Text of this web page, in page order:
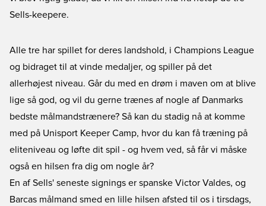
Sells-keepere.
Alle tre har spillet for deres landshold, i Champions League
og bidraget til at vinde medaljer, og spiller på det
allerhøjest niveau. Går du med en drøm i maven om at blive
lige så god, og vil du gerne trænes af nogle af Danmarks
bedste målmandstrænere? Så kan du stadig nå at komme
med på Unisport Keeper Camp, hvor du kan få træning på
eliteniveau og løfte dit spil - og hvem ved, så får vi måske
også en hilsen fra dig om nogle år?
En af Sells' seneste signings er spanske Victor Valdes, og
Barcas målmand smed en lille hilsen afsted til os i tirsdags,